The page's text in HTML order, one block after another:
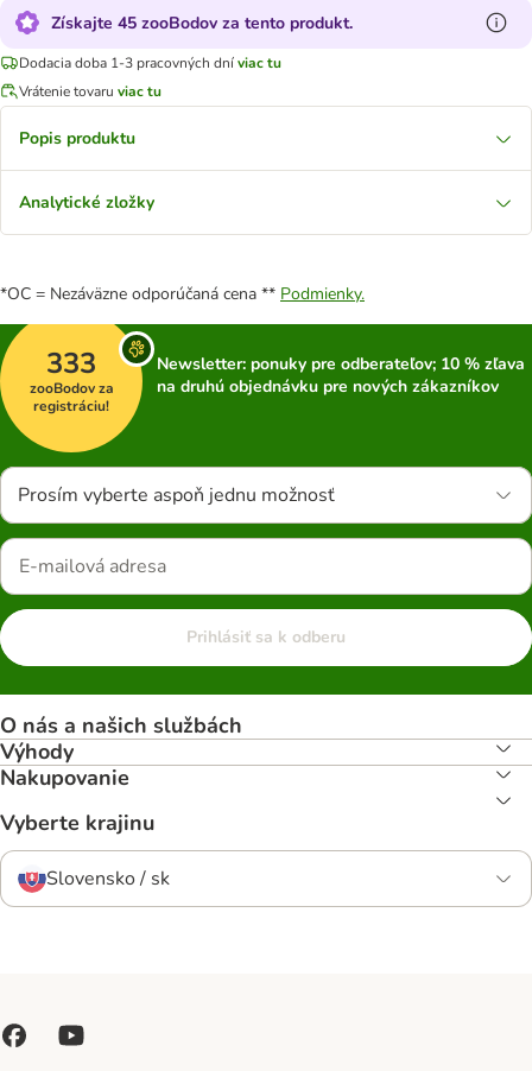
Získajte 45 zooBodov za tento produkt.
Dodacia doba 1-3 pracovných dníviac tu
Vrátenie tovaru viac tu
Popis produktu
Analytické zložky
*OC = Nezáväzne odporúčaná cena ** Podmienky.
333
zooBodov za
registráciu!
Newsletter: ponuky pre odberateľov; 10 % zľava
na druhú objednávku pre nových zákazníkov
Prosím vyberte aspoň jednu možnosť
Prihlásiť sa k odberu
O nás a našich službách
Výhody
Nakupovanie
Vyberte krajinu
Slovensko / sk